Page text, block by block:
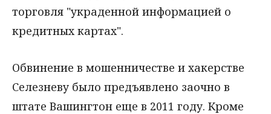
торговля "украденной информацией о
кредитных картах".
Обвинение в мошенничестве и хакерстве
Селезневу было предъявлено заочно в
штате Вашингтон еще в 2011 году. Кроме